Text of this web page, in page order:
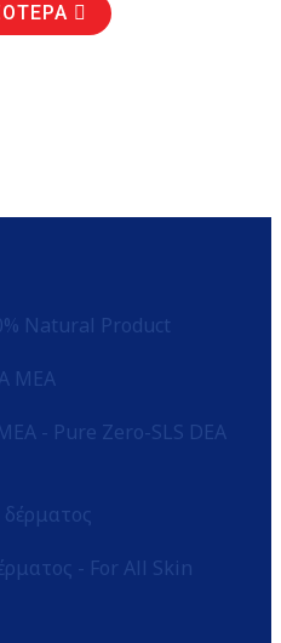
Natural Product
- Pure Zero-SLS DEA
- For All Skin